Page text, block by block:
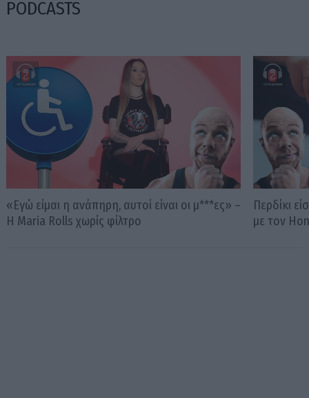
PODCASTS
«Εγώ είμαι η ανάπηρη, αυτοί είναι οι μ***ες» –
Η Maria Rolls χωρίς φίλτρο
Περδίκι
με τον